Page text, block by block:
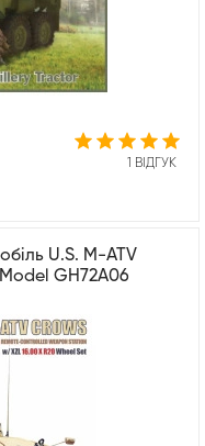
1 ВІДГУК
U.S. M-ATV
Model GH72A06